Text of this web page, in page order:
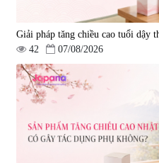
Giải pháp tăng chiều cao tuổi dậy
42
07/08/2026